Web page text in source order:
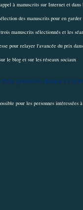
à manuscrits sur Internet et dans
des manuscrits pour en
manuscrits sélectionnés et les
pour relayer l'avancée du prix
le blog et sur les réseaux sociaux
Prix première chance à
pour les personnes